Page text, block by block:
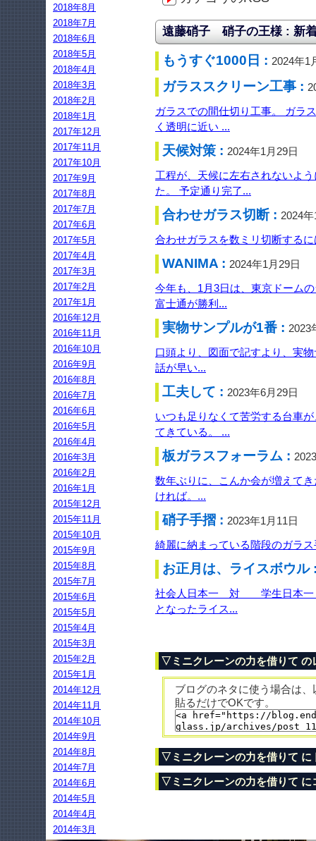
遠藤硝子 硝子の王様 : 新
もうすぐ1000日 : 2024年1
ガラススクリーン工事 :
ガラスでの間仕切り工事。 ガラ
く透明に近い ...
天候対策 : 2024年1月29日
工程が、天候に左右されないよ
た。 予定通り完了...
合わせガラス切断 : 2024
合わせガラスを数ミリ切断する
WANIMA : 2024年1月29日
今年も、1月3日は、東京ドーム
富士通が勝利...
実物サンプルが1番 : 2023
口頭より、図面で記すより、実
話が早い...
工夫して : 2023年6月29日
いつも足りなくて苦労する台車
てきている。 ...
板ガラスフォーラム :
数年ぶりに、こんか会が増えて
ければ。...
硝子手摺 : 2023年1月11日
綺麗に納まっている階段のガラ
お正月は、ライスボウル
社会人日本一 対 学生日本一
となったライス...
▽ミニクレーンの力を借りて の
ブログのネタに使う場合は
貼るだけでOKです。
▽ミニクレーンの力を借りて に
▽ミニクレーンの力を借りて に
2018年8月
2018年7月
2018年6月
2018年5月
2018年4月
2018年3月
2018年2月
2018年1月
2017年12月
2017年11月
2017年10月
2017年9月
2017年8月
2017年7月
2017年6月
2017年5月
2017年4月
2017年3月
2017年2月
2017年1月
2016年12月
2016年11月
2016年10月
2016年9月
2016年8月
2016年7月
2016年6月
2016年5月
2016年4月
2016年3月
2016年2月
2016年1月
2015年12月
2015年11月
2015年10月
2015年9月
2015年8月
2015年7月
2015年6月
2015年5月
2015年4月
2015年3月
2015年2月
2015年1月
2014年12月
2014年11月
2014年10月
2014年9月
2014年8月
2014年7月
2014年6月
2014年5月
2014年4月
2014年3月